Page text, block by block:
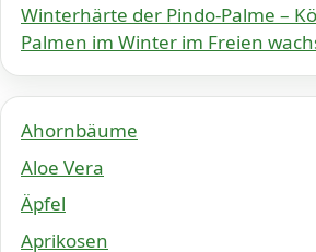
Winterhärte der Pindo-Palme –
Palmen im Winter im Freien
Ahornbäume
Aloe Vera
Äpfel
Aprikosen